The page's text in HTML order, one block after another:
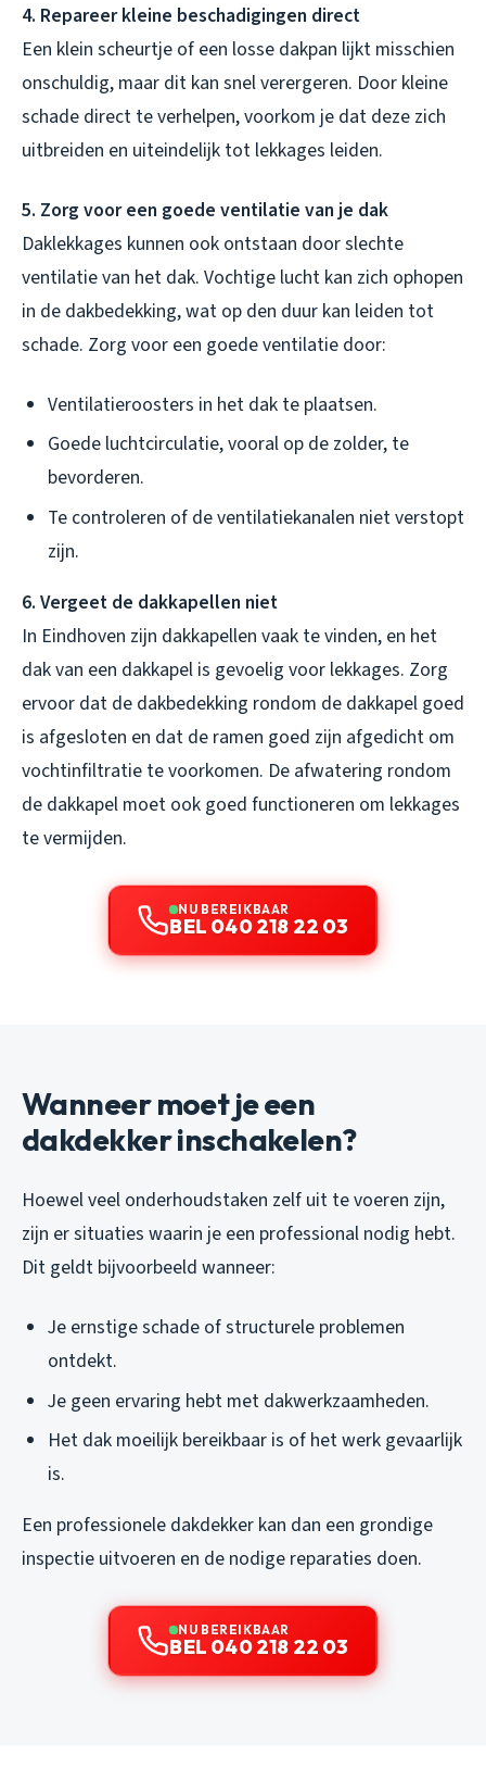
4. Repareer kleine beschadigingen direct
Een klein scheurtje of een losse dakpan lijkt misschien
onschuldig, maar dit kan snel verergeren. Door kleine
schade direct te verhelpen, voorkom je dat deze zich
uitbreiden en uiteindelijk tot lekkages leiden.
5. Zorg voor een goede ventilatie van je dak
Daklekkages kunnen ook ontstaan door slechte
ventilatie van het dak. Vochtige lucht kan zich ophopen
in de dakbedekking, wat op den duur kan leiden tot
schade. Zorg voor een goede ventilatie door:
Ventilatieroosters in het dak te plaatsen.
Goede luchtcirculatie, vooral op de zolder, te
bevorderen.
Te controleren of de ventilatiekanalen niet verstopt
zijn.
6. Vergeet de dakkapellen niet
In Eindhoven zijn dakkapellen vaak te vinden, en het
dak van een dakkapel is gevoelig voor lekkages. Zorg
ervoor dat de dakbedekking rondom de dakkapel goed
is afgesloten en dat de ramen goed zijn afgedicht om
vochtinfiltratie te voorkomen. De afwatering rondom
de dakkapel moet ook goed functioneren om lekkages
te vermijden.
NU BEREIKBAAR
BEL 040 218 22 03
Wanneer moet je een
dakdekker inschakelen?
Hoewel veel onderhoudstaken zelf uit te voeren zijn,
zijn er situaties waarin je een professional nodig hebt.
Dit geldt bijvoorbeeld wanneer:
Je ernstige schade of structurele problemen
ontdekt.
Je geen ervaring hebt met dakwerkzaamheden.
Het dak moeilijk bereikbaar is of het werk gevaarlijk
is.
Een professionele dakdekker kan dan een grondige
inspectie uitvoeren en de nodige reparaties doen.
NU BEREIKBAAR
BEL 040 218 22 03